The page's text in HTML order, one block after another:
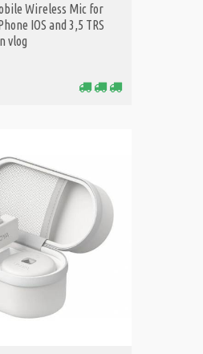
Wireless Mic for
IOS and 3,5 TRS
vlog